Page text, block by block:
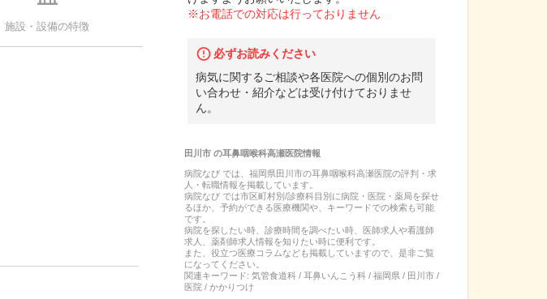
施設・設備の特徴
※お電話での対応は行っておりません
必ずお読みください
病気に関するご相談や各医院への個別のお問
い合わせ・紹介などは受け付けておりませ
ん。
田川市の耳鼻咽喉科高瀬医院情報
病院なび では、 福岡県田川市の耳鼻咽喉科高瀬医院の評判・求
人・転職情報を掲載しています。
病院なび では市区町村別/診療科目別に病院・医院・薬局を探せ
るほか、予約ができる医療機関や、キーワードでの検索も可能
です。
病院を探したい時、診療時間を調べたい時、医師求人や看護師
求人、薬剤師求人情報を知りたい時に便利です。
また、役立つ医療コラムなども掲載していますので、是非ご覧
になってください。
関連キーワード: 気管食道科 / 耳鼻いんこう科 / 福岡県 / 田川市 /
医院 / かかりつけ